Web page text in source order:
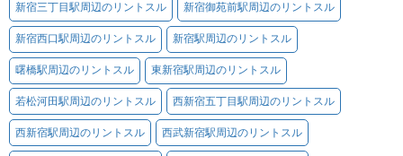
新宿三丁目駅周辺のリントスル 新宿御苑前駅周辺のリントスル
新宿西口駅周辺のリントスル 新宿駅周辺のリントスル
曙橋駅周辺のリントスル 東新宿駅周辺のリントスル
若松河田駅周辺のリントスル 西新宿五丁目駅周辺のリントスル
西新宿駅周辺のリントスル 西武新宿駅周辺のリントスル